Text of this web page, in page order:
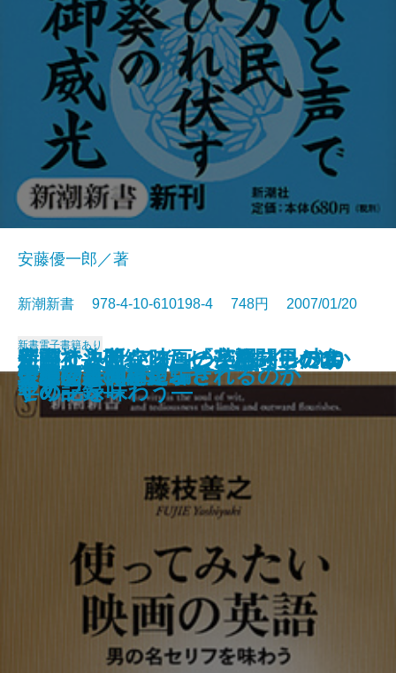
本能の力
新聞社―破綻したビジネスモデル
―
幕末バトル・ロワイヤル
新書で入門 アインシュタイン丸か
じり
お坊さんが困る仏教の話
不動心
新書で入門 ジャズの歴史
ワインと外交
「法令遵守」が日本を滅ぼす
徳川将軍家の演出力
安藤優一郎／著
新潮新書 978-4-10-610198-4 748円 2007/01/20
新書電子書籍あり
使ってみたい映画の英語―男の名
セリフを味わう―
字がうまくなる―「字配り」のす
すめ―
ウェブ人間論
迷いと決断―ソニーと格闘した10
年の記録―
宝石の裏側
人はなぜ簡単に騙されるのか
伊勢発見
会議で事件を起こせ
大奥の奥
環境問題の杞憂